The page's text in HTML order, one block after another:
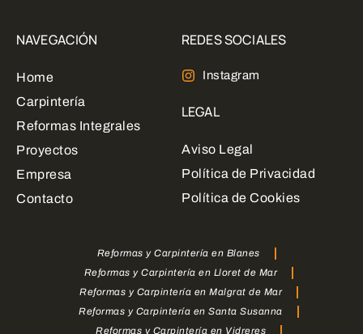
NAVEGACIÓN
Home
Carpintería
Reformas Integrales
Proyectos
Empresa
Contacto
REDES SOCIALES
Instagram
LEGAL
Aviso Legal
Política de Privacidad
Política de Cookies
Reformas y Carpintería en Blanes
Reformas y Carpintería en Lloret de Mar
Reformas y Carpintería en Malgrat de Mar
Reformas y Carpintería en Santa Susanna
Reformas y Carpintería en Vidreres